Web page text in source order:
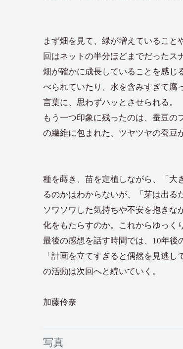
まず畑を見て、緑が増えているこ
回はネットの半分ほどまでだったス
畑が確かに成長していることを感じ
べられていたり、水を含みすぎて腐
言葉に、思わずハッとさせられる。
もう一つ印象に残ったのは、蚕豆
の繊維に包まれた、ツヤツヤの蚕豆
種を蒔き、苗を定植しながら、「大
るのかはわからないが、「芽は出る
ソワソワした気持ちや不安を抱きな
化をもたらすのか。これからゆっく
最後の感想を話す時間では、10年後
「計画を立てすぎると偶然を見逃
の活動は次回へと続いていく。
加藤伶奈
写真